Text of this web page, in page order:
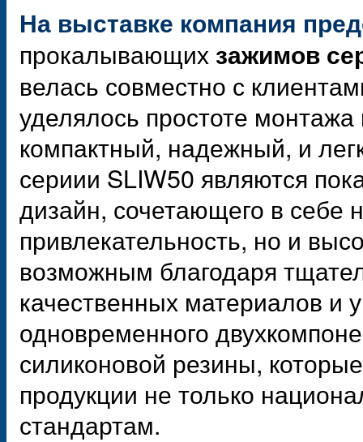
На выставке компания
прокалывающих зажимов
велась совместно с
уделялось простоте
компактный, надежный, и
сериии SLIW50 являются
дизайн, сочетающего в себе
привлекательность, но и
возможным благодаря
качественных материалов и
одновременного
силиконовой резины,
продукции не только
стандартам.